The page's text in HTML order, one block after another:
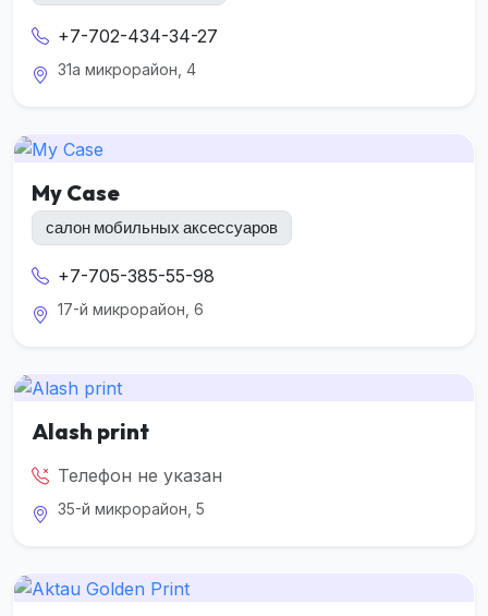
+7-702-434-34-27
31а микрорайон, 4
My Case
салон мобильных аксессуаров
+7-705-385-55-98
17-й микрорайон, 6
Alash print
Телефон не указан
35-й микрорайон, 5